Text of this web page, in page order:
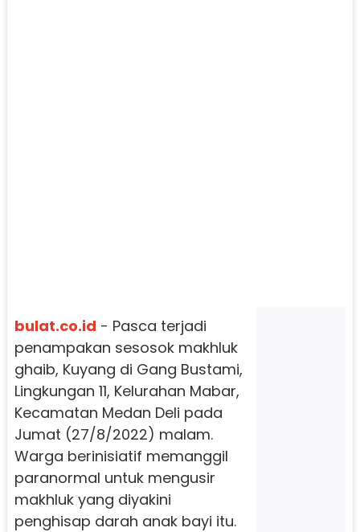
bulat.co.id - Pasca terjadi
penampakan sesosok makhluk
ghaib, Kuyang di Gang Bustami,
Lingkungan 11, Kelurahan Mabar,
Kecamatan Medan Deli pada
Jumat (27/8/2022) malam.
Warga berinisiatif memanggil
paranormal untuk mengusir
makhluk yang diyakini
penghisap darah anak bayi itu.